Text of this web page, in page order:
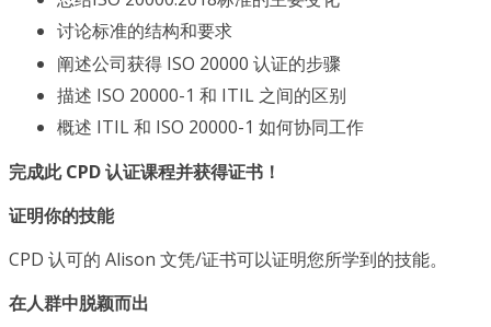
讨论标准的结构和要求
阐述公司获得 ISO 20000 认证的步骤
描述 ISO 20000-1 和 ITIL 之间的区别
概述 ITIL 和 ISO 20000-1 如何协同工作
完成此 CPD 认证课程并获得证书！
证明你的技能
CPD 认可的 Alison 文凭/证书可以证明您所学到的技能。
在人群中脱颖而出